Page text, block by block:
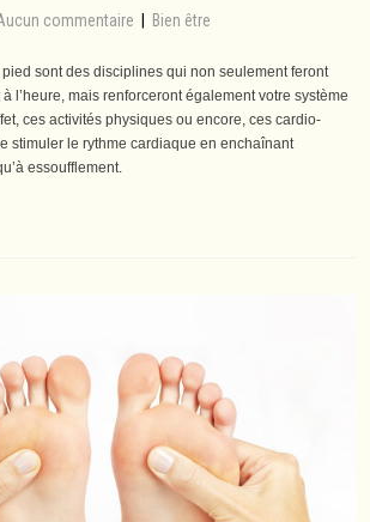
commentaire Bien être
sont des disciplines qui non seulement feront
l’heure, mais renforceront également votre système
ces activités physiques ou encore, ces cardio-
stimuler le rythme cardiaque en enchaînant
essoufflement.